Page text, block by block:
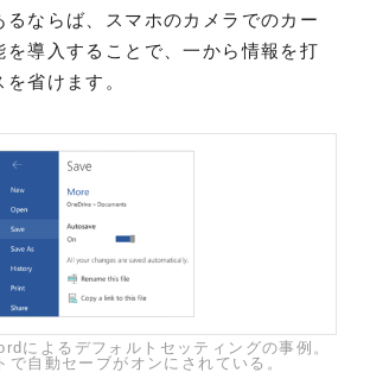
るならば、スマホのカメラでのカー
を導入することで、一から情報を打
省けます。
によるデフォルトセッティングの事例。
で自動セーブがオンにされている。